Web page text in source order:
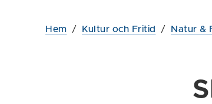
Hem / Kultur och Fritid / Natur &